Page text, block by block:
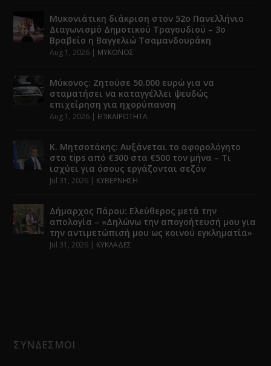
Μυκονιάτικη διάκριση στον 52ο Πανελλήνιο
Διαγωνισμό Δημοτικού Τραγουδιού – 3ο
Βραβείο η Βαγγελιώ Τσαμανδουράκη
Aug 1, 2026 | ΜΥΚΟΝΟΣ
Μύκονος: Ζητούσε 50.000 ευρώ για να
σταματήσει να καταγγέλλει ψευδώς
επιχείρηση για ηχορύπανση
Aug 1, 2026 | ΕΠΙΚΑΙΡΟΤΗΤΑ
Κ. Μητσοτάκης: Αυξάνεται το αφορολόγητο
στα tips από €300 στα €500 τον μήνα – Τι
ισχύει για όσους εργάζονται σεζόν
Jul 31, 2026 | ΚΥΒΕΡΝΗΣΗ
Δήμαρχος Πάρου: Ελεύθερος μετά την
απολογία – «Δηλώνω την απογοήτευσή μου για
την αντιμετώπισή μου ως κοινού εγκληματία»
Jul 31, 2026 | ΚΥΚΛΑΔΕΣ
ΣΥΝΔΕΣΜΟΙ